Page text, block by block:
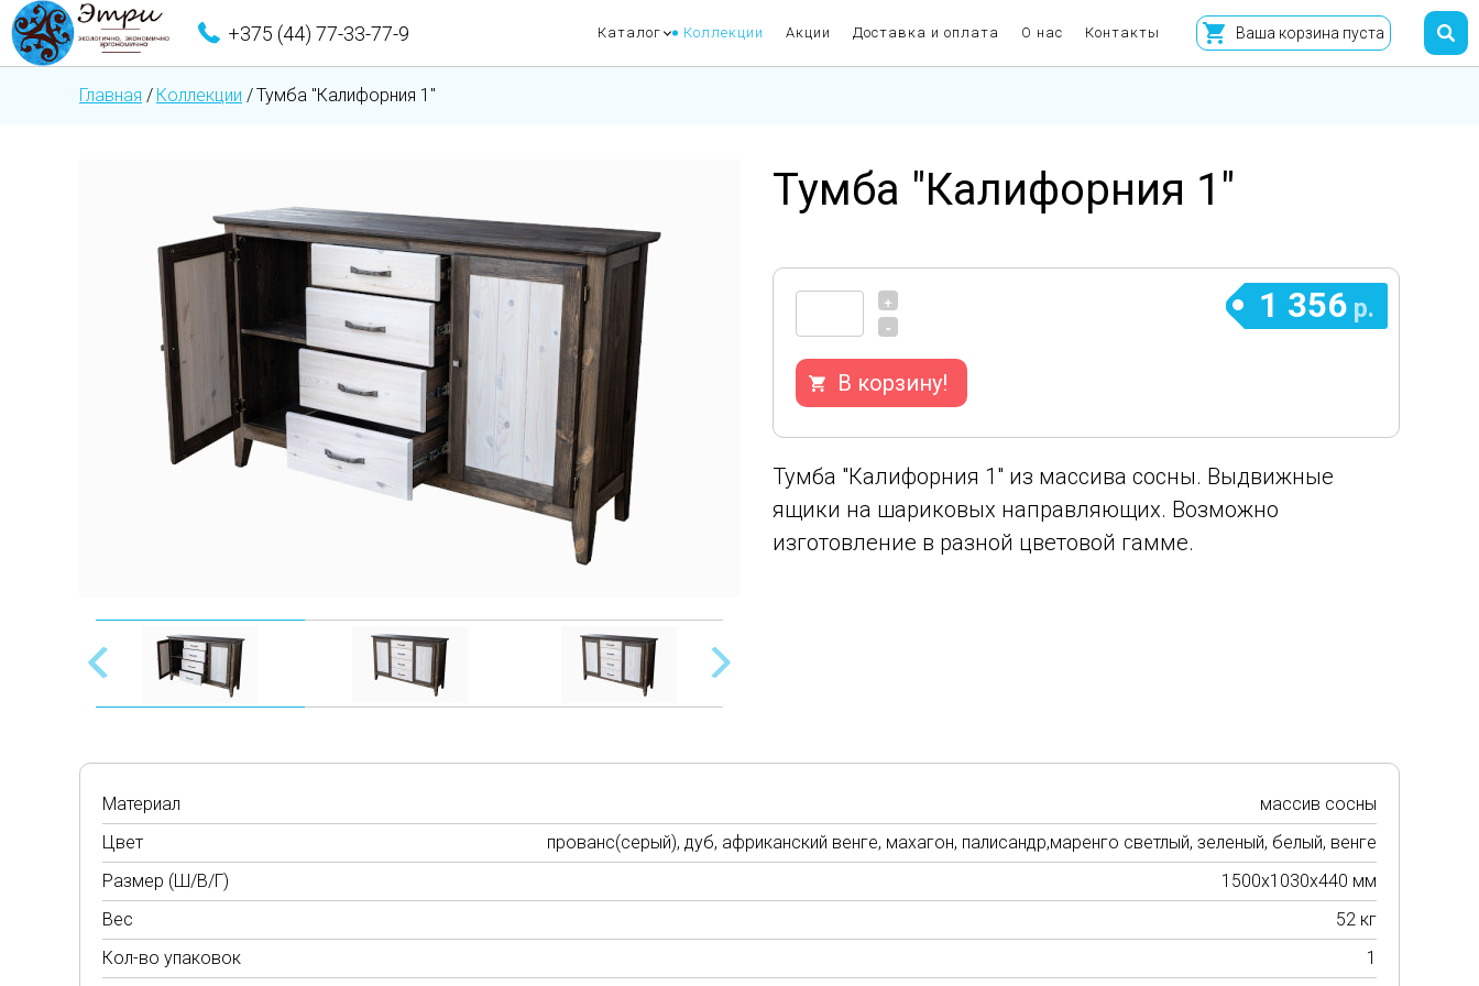
+375 (44) 77-33-77-9 Каталог Коллекции Акции Доставка и оплата О нас Контакты Ваша корзина пуста
Главная / Коллекции /Тумба "Калифорния 1"
Тумба "Калифорния 1"
+
-
1 356 р.
В корзину!
Тумба "Калифорния 1" из массива сосны. Выдвижные
ящики на шариковых направляющих. Возможно
изготовление в разной цветовой гамме.
Материал
массив сосны
Цвет
прованс(серый), дуб, африканский венге, махагон, палисандр,маренго светлый, зеленый, белый, венге
Размер (Ш/В/Г)
1500х1030х440 мм
Вес
52 кг
Кол-во упаковок
1